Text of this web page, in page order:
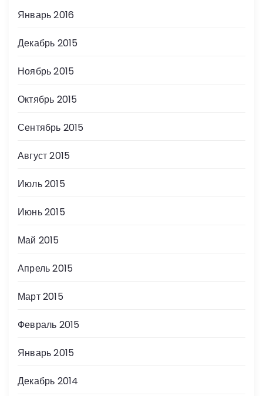
Январь 2016
Декабрь 2015
Ноябрь 2015
Октябрь 2015
Сентябрь 2015
Август 2015
Июль 2015
Июнь 2015
Май 2015
Апрель 2015
Март 2015
Февраль 2015
Январь 2015
Декабрь 2014